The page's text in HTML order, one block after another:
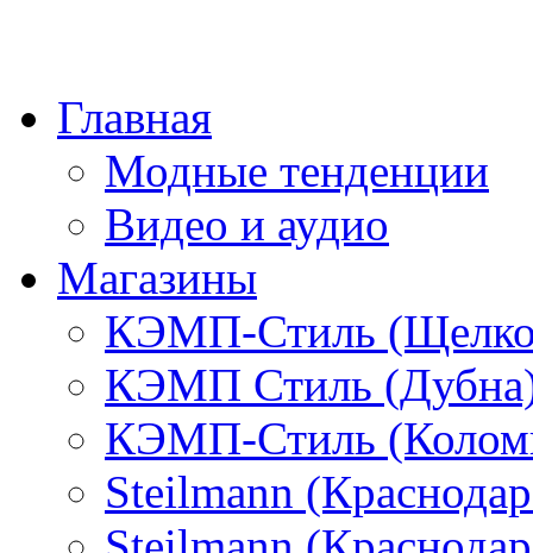
Главная
Модные тенденции
Видео и аудио
Магазины
КЭМП-Стиль
КЭМП Стиль
КЭМП-Стиль
Steilmann